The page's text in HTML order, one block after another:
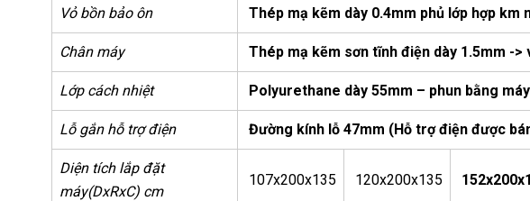
Vỏ bồn bảo ôn Thép mạ kẽm dày 0.4mm phủ lớp hợp km
Chân máy Thép mạ kẽm sơn tĩnh điện dày 1.5mm ->
Lớp cách nhiệt Polyurethane dày 55mm – phun bằng
Lỗ gắn hỗ trợ điện Đường kính lỗ 47mm (Hỗ trợ điện được
Diện tích lắp đặt
máy(DxRxC) cm
107x200x135 120x200x135